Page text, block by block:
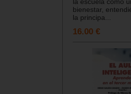
la escuela como
bienestar,
la principa...
16.00 €